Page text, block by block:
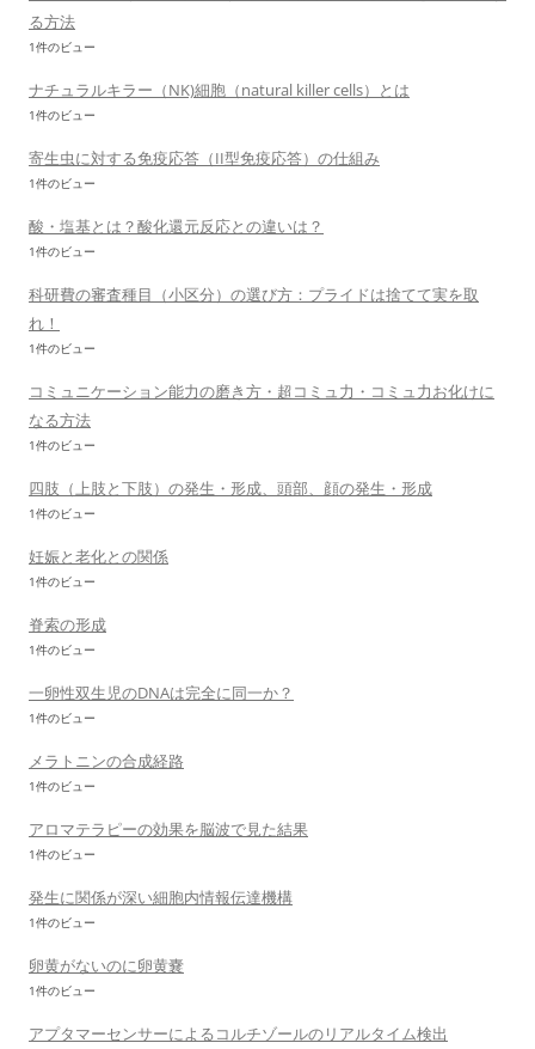
る方法
1件のビュー
ナチュラルキラー（NK)細胞（natural killer cells）とは
1件のビュー
寄生虫に対する免疫応答（II型免疫応答）の仕組み
1件のビュー
酸・塩基とは？酸化還元反応との違いは？
1件のビュー
科研費の審査種目（小区分）の選び方：プライドは捨てて実を取
れ！
1件のビュー
コミュニケーション能力の磨き方・超コミュ力・コミュ力お化けに
なる方法
1件のビュー
四肢（上肢と下肢）の発生・形成、頭部、顔の発生・形成
1件のビュー
妊娠と老化との関係
1件のビュー
脊索の形成
1件のビュー
一卵性双生児のDNAは完全に同一か？
1件のビュー
メラトニンの合成経路
1件のビュー
アロマテラピーの効果を脳波で見た結果
1件のビュー
発生に関係が深い細胞内情報伝達機構
1件のビュー
卵黄がないのに卵黄嚢
1件のビュー
アプタマーセンサーによるコルチゾールのリアルタイム検出